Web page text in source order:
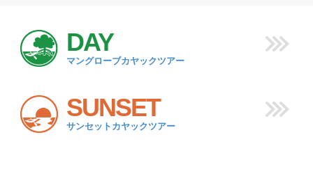
DAY
マングローブカヤックツアー
SUNSET
サンセットカヤックツアー